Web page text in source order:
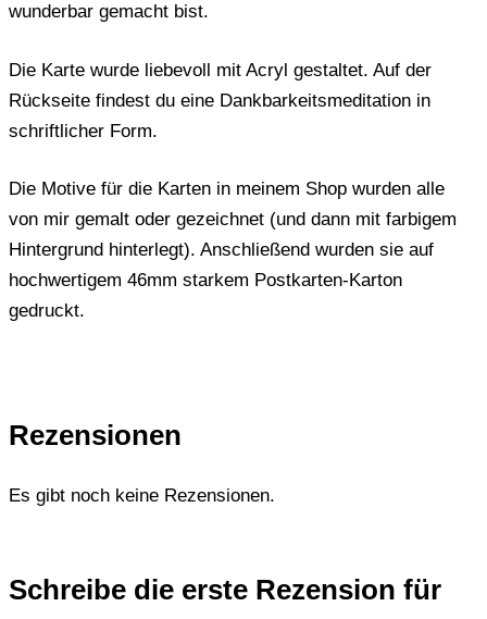
wunderbar gemacht bist.
Die Karte wurde liebevoll mit Acryl gestaltet. Auf der
Rückseite findest du eine Dankbarkeitsmeditation in
schriftlicher Form.
Die Motive für die Karten in meinem Shop wurden alle
von mir gemalt oder gezeichnet (und dann mit farbigem
Hintergrund hinterlegt). Anschließend wurden sie auf
hochwertigem 46mm starkem Postkarten-Karton
gedruckt.
Rezensionen
Es gibt noch keine Rezensionen.
Schreibe die erste Rezension für